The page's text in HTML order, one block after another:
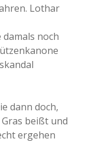
Lothar
noch
dann doch,
beißt und
ergehen